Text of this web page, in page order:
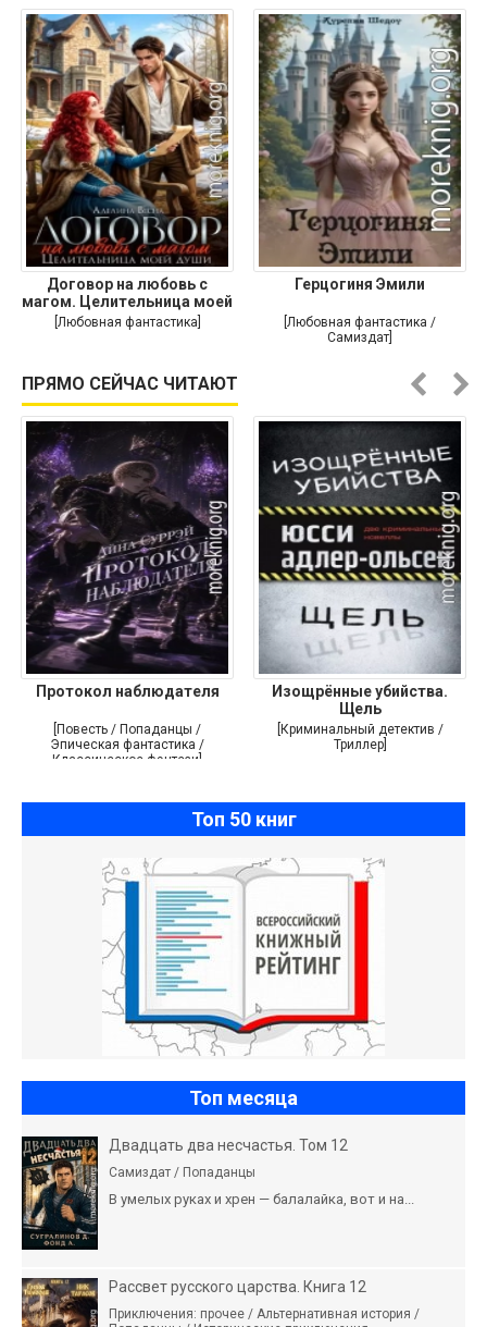
Договор на любовь с
магом. Целительница моей
души
[Любовная фантастика]
Герцогиня Эмили
[Любовная фантастика /
Самиздат]
ПРЯМО СЕЙЧАС ЧИТАЮТ
Протокол наблюдателя
[Повесть / Попаданцы /
Эпическая фантастика /
Классическое фэнтези]
Изощрённые убийства.
Щель
[Криминальный детектив /
Триллер]
Топ 50 книг
Топ месяца
Двадцать два несчастья. Том 12
Самиздат / Попаданцы
В умелых руках и хрен — балалайка, вот и на...
Рассвет русского царства. Книга 12
Приключения: прочее / Альтернативная история /